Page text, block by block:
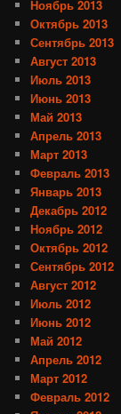
Ноябрь 2013
Октябрь 2013
Сентябрь 2013
Август 2013
Июль 2013
Июнь 2013
Май 2013
Апрель 2013
Март 2013
Февраль 2013
Январь 2013
Декабрь 2012
Ноябрь 2012
Октябрь 2012
Сентябрь 2012
Август 2012
Июль 2012
Июнь 2012
Май 2012
Апрель 2012
Март 2012
Февраль 2012